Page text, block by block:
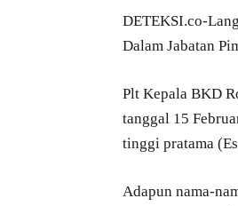
DETEKSI.co-
Dalam Jabatan
Plt Kepala BKD
tanggal 15
tinggi pratama
Adapun nama-